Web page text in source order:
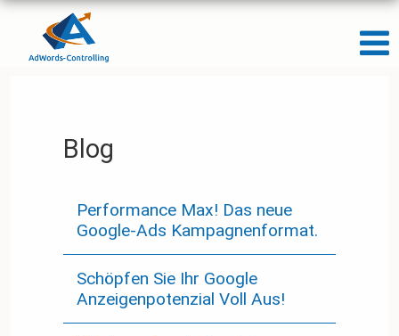
Blog
Performance Max! Das neue
Google-Ads Kampagnenformat.
Schöpfen Sie Ihr Google
Anzeigenpotenzial Voll Aus!